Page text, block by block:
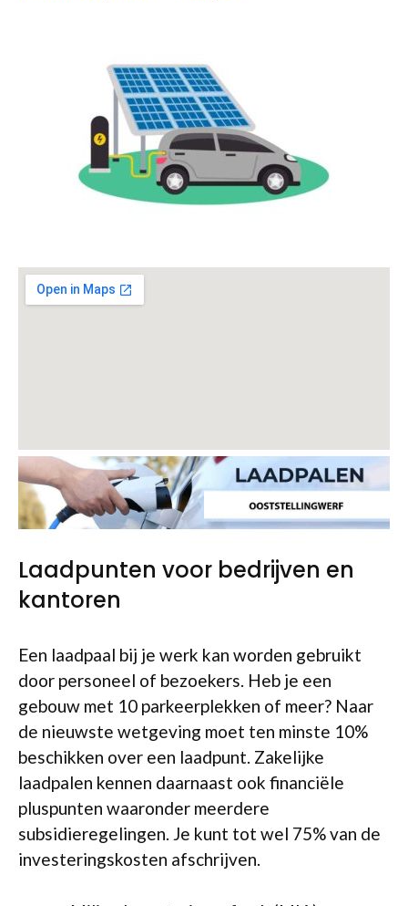
Laadpunten voor bedrijven en
kantoren
Een laadpaal bij je werk kan worden gebruikt
door personeel of bezoekers. Heb je een
gebouw met 10 parkeerplekken of meer? Naar
de nieuwste wetgeving moet ten minste 10%
beschikken over een laadpunt. Zakelijke
laadpalen kennen daarnaast ook financiële
pluspunten waaronder meerdere
subsidieregelingen. Je kunt tot wel 75% van de
investeringskosten afschrijven.